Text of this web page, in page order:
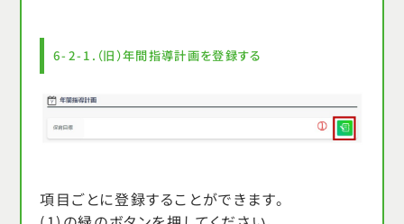
6-2-1.（旧）年間指導計画を登録する
項目ごとに登録することができます。